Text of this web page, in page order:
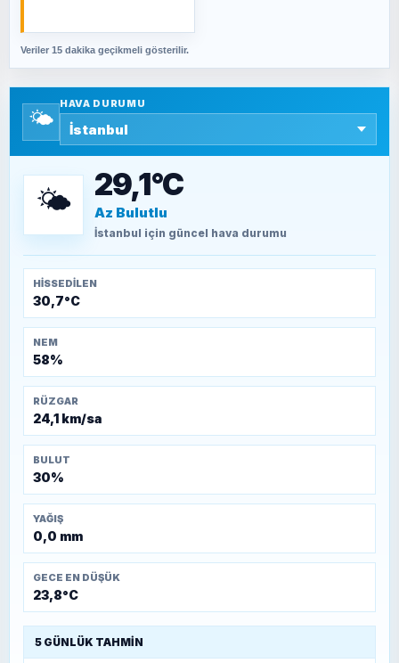
SAVAŞ ŞAHİN
SEYFULLAH ÇİÇEK
TEOMAN ALPASLAN
Kütahya-Eskişehir Muharebeleri (10-24
Veriler 15 dakika geçikmeli gösterilir.
🌤️
HAVA DURUMU
🌤️ 29,1°C
Az Bulutlu
İstanbul için güncel hava durumu
HISSEDILEN
30,7°C
NEM
58%
RÜZGAR
24,1 km/sa
BULUT
30%
YAĞIŞ
0,0 mm
GECE EN DÜŞÜK
23,8°C
5 GÜNLÜK TAHMIN